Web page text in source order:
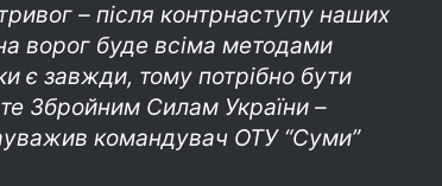
– після контрнаступу наших
ворог буде всіма методами
є завжди, тому потрібно бути
Збройним Силам України –
командувач ОТУ “Суми”